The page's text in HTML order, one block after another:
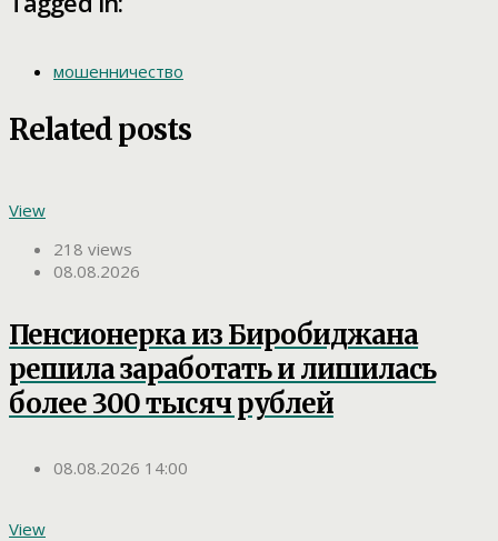
мошенничество
Related posts
View
218 views
08.08.2026
Пенсионерка из Биробиджана
решила заработать и лишилась
более 300 тысяч рублей
08.08.2026 14:00
View